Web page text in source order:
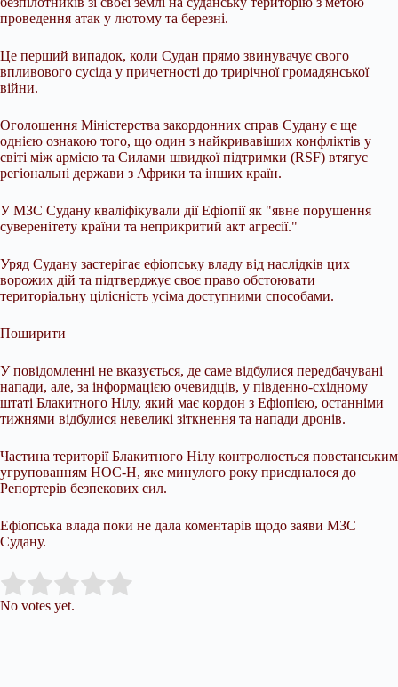
проведення атак у лютому та березні.
Це перший випадок, коли Судан прямо звинувачує свого
впливового сусіда у причетності до трирічної громадянської
війни.
Оголошення Міністерства закордонних справ Судану є ще
однією ознакою того, що один з найкривавіших конфліктів у
світі між армією та Силами швидкої підтримки (RSF) втягує
регіональні держави з Африки та інших країн.
У МЗС Судану кваліфікували дії Ефіопії як "явне порушення
суверенітету країни та неприкритий акт агресії."
Уряд Судану застерігає ефіопську владу від наслідків цих
ворожих дій та підтверджує своє право обстоювати
територіальну цілісність усіма доступними способами.
Поширити
У повідомленні не вказується, де саме відбулися передбачувані
напади, але, за інформацією очевидців, у південно-східному
штаті Блакитного Нілу, який має кордон з Ефіопією, останніми
тижнями відбулися невеликі зіткнення та напади дронів.
Частина території Блакитного Нілу контролюється повстанським
угрупованням НОС-Н, яке минулого року приєдналося до
Репортерів безпекових сил.
Ефіопська влада поки не дала коментарів щодо заяви МЗС
Судану.
Rate this item:
No votes yet.